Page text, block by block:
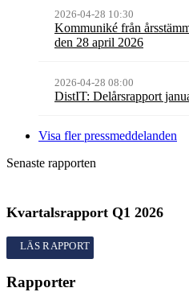
2026-04-28 10:30
Kommuniké från
den 28 april 2026
2026-04-28 08:00
DistIT: Delårsrapport
Visa fler pressmeddelanden
Senaste rapporten
Kvartalsrapport Q1 2026
Kvartalsrapport
Rapporter